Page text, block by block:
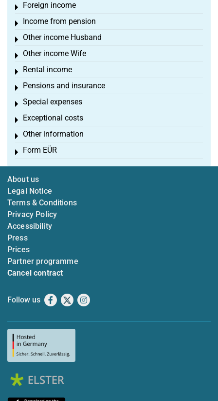
Foreign income
Toggle menu
Income from pension
Toggle menu
Other income Husband
Toggle menu
Other income Wife
Toggle menu
Rental income
Toggle menu
Pensions and insurance
Toggle menu
Special expenses
Toggle menu
Exceptional costs
Toggle menu
Other information
Toggle menu
Form EÜR
Toggle menu
About us
Legal Notice
Terms & Conditions
Privacy Policy
Accessibility
Press
Prices
Partner programme
Cancel contract
Follow us Facebook
X Instagram